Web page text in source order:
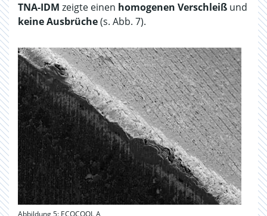
TNA-IDM zeigte einen homogenen Verschleiß und
keine Ausbrüche(s. Abb. 7).
Abbildung 5: ECOCOOL A